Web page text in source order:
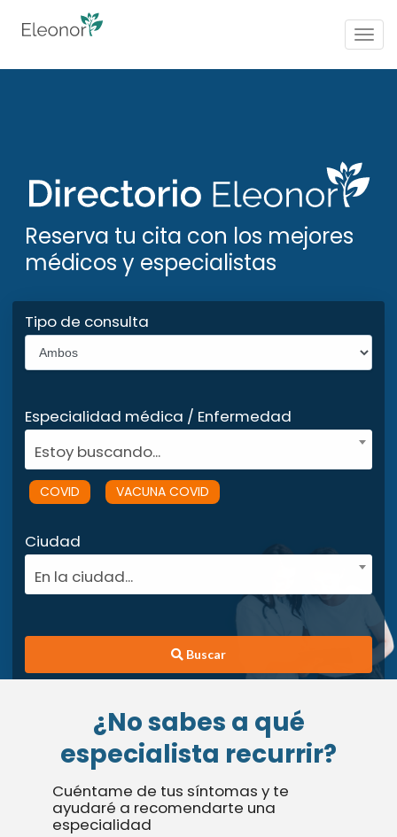
Reserva tu cita con los mejores
médicos y especialistas
Tipo de consulta
Especialidad médica / Enfermedad
Estoy buscando...
COVID VACUNA COVID
Ciudad
En la ciudad...
Buscar
¿No sabes a qué
especialista recurrir?
Cuéntame de tus síntomas y te
ayudaré a recomendarte una
especialidad